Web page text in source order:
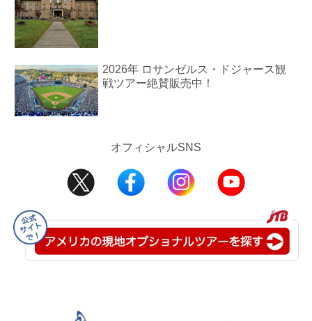
2026年 ロサンゼルス・ドジャース観
戦ツアー絶賛販売中！
オフィシャルSNS